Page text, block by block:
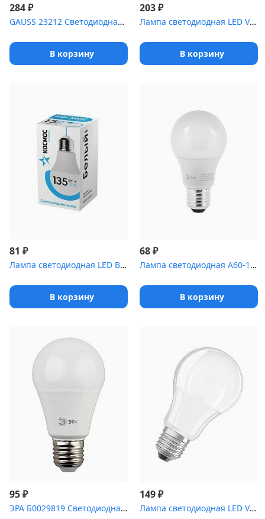
284₽
GAUSS 23212 Светодиодная лампа LED Elementary A60 12W E27 1130lm ...
В корзину
203₽
Лампа светодиодная LED Value LVCLB75 10SW/840 свеча матовая E14 2...
В корзину
81 ₽
Лампа светодиодная LED BASIC A60 15Вт 220В E27 4500К КОСМОС LkecL...
В корзину
68₽
Лампа светодиодная A60-10W-840-E27 R (диод груша 10Вт нейтр. E27)...
В корзину
95₽
ЭРА Б0029819 Светодиодная лампа LED smd A60-7w-827-E27..
149₽
Лампа светодиодная LED Value LVCLA75 10SW/865 грушевидная матовая...